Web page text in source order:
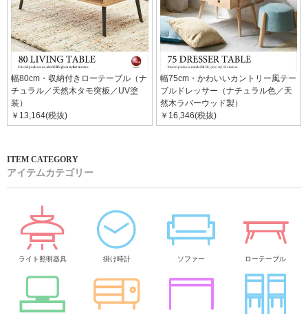
幅80cm・収納付きローテーブル（ナ
チュラル／天然木タモ突板／UV塗
装）
￥13,164(税抜)
幅75cm・かわいいカントリー風テー
ブルドレッサー（ナチュラル色／天
然木ラバーウッド製）
￥16,346(税抜)
アイテムカテゴリー
ライト照明器具 掛け時計 ソファー ローテーブル